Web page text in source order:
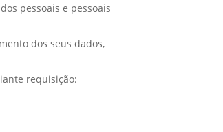
pessoais e pessoais
dos seus dados,
requisição: